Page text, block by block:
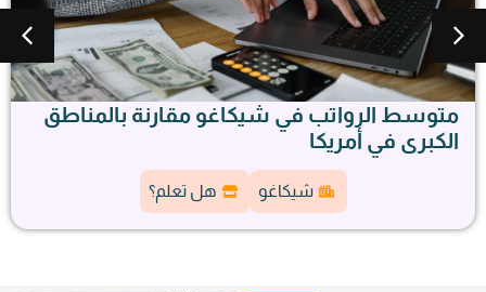
النظام الضريبي في الولايات المتحدة وتأثيره على
المقيمين في شيكاغو
شيكاغو هل تعلم؟